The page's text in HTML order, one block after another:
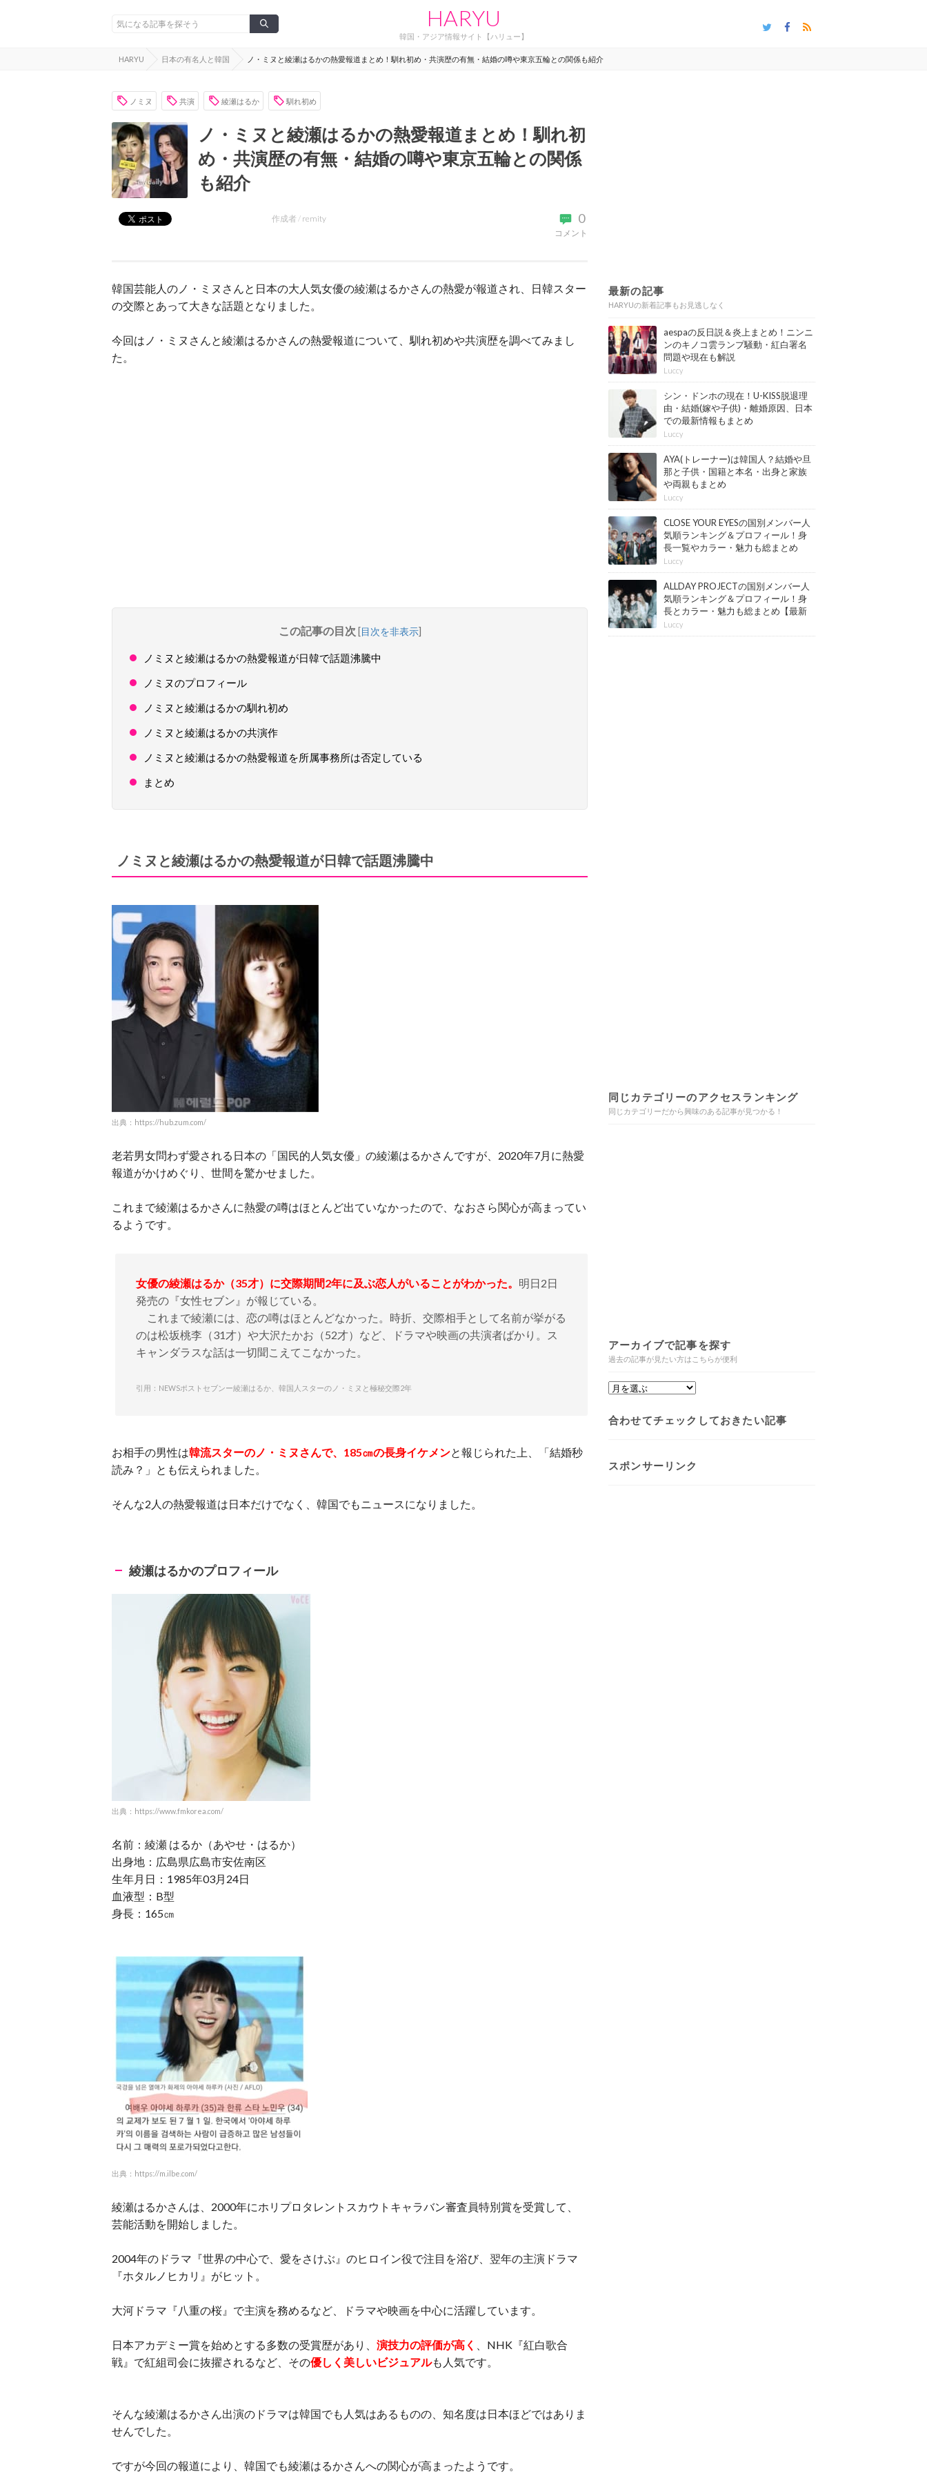
HARYU
韓国・アジア情報サイト【ハリュー】
HARYU 日本の有名人と韓国 ノ・ミヌと綾瀬はるかの熱愛報道まとめ！馴れ初め・共演歴の有無・結婚の噂や東京五輪との関係も紹介
ノミヌ 共演 綾瀬はるか 馴れ初め
ノ・ミヌと綾瀬はるかの熱愛報道まとめ！馴れ初
め・共演歴の有無・結婚の噂や東京五輪との関係
も紹介
0
コメント
作成者 / remity
韓国芸能人のノ・ミヌさんと日本の大人気女優の綾瀬はるかさんの熱愛が報道され、日韓スター
の交際とあって大きな話題となりました。
今回はノ・ミヌさんと綾瀬はるかさんの熱愛報道について、馴れ初めや共演歴を調べてみまし
た。
この記事の目次 [目次を非表示]
ノミヌと綾瀬はるかの熱愛報道が日韓で話題沸騰中
ノミヌのプロフィール
ノミヌと綾瀬はるかの馴れ初め
ノミヌと綾瀬はるかの共演作
ノミヌと綾瀬はるかの熱愛報道を所属事務所は否定している
まとめ
ノミヌと綾瀬はるかの熱愛報道が日韓で話題沸騰中
出典：https://hub.zum.com/
老若男女問わず愛される日本の「国民的人気女優」の綾瀬はるかさんですが、2020年7月に熱愛
報道がかけめぐり、世間を驚かせました。
これまで綾瀬はるかさんに熱愛の噂はほとんど出ていなかったので、なおさら関心が高まってい
るようです。
女優の綾瀬はるか（35才）に交際期間2年に及ぶ恋人がいることがわかった。 明日2日
発売の『女性セブン』が報じている。
これまで綾瀬には、恋の噂はほとんどなかった。時折、交際相手として名前が挙がる
のは松坂桃李（31才）や大沢たかお（52才）など、ドラマや映画の共演者ばかり。ス
キャンダラスな話は一切聞こえてこなかった。
引用：NEWSポストセブンー綾瀬はるか、韓国人スターのノ・ミヌと極秘交際2年
お相手の男性は韓流スターのノ・ミヌさんで、185㎝の長身イケメンと報じられた上、「結婚秒
読み？」とも伝えられました。
そんな2人の熱愛報道は日本だけでなく、韓国でもニュースになりました。
綾瀬はるかのプロフィール
出典：https://www.fmkorea.com/
名前：綾瀬 はるか（あやせ・はるか）
出身地：広島県広島市安佐南区
生年月日：1985年03月24日
血液型：B型
身長：165㎝
出典：https://m.ilbe.com/
綾瀬はるかさんは、2000年にホリプロタレントスカウトキャラバン審査員特別賞を受賞して、
芸能活動を開始しました。
2004年のドラマ『世界の中心で、愛をさけぶ』のヒロイン役で注目を浴び、翌年の主演ドラマ
『ホタルノヒカリ』がヒット。
大河ドラマ『八重の桜』で主演を務めるなど、ドラマや映画を中心に活躍しています。
日本アカデミー賞を始めとする多数の受賞歴があり、 演技力の評価が高く
、NHK『紅白歌合
戦』で紅組司会に抜擢されるなど、その優しく美しいビジュアルも人気です。
そんな綾瀬はるかさん出演のドラマは韓国でも人気はあるものの、知名度は日本ほどではありま
せんでした。
ですが今回の報道により、韓国でも綾瀬はるかさんへの関心が高まったようです。
最新の記事
HARYUの新着記事もお見逃しなく
aespaの反日説＆炎上まとめ！ニンニ
ンのキノコ雲ランプ騒動・紅白署名
問題や現在も解説
Luccy
シン・ドンホの現在！U-KISS脱退理
由・結婚(嫁や子供)・離婚原因、日本
での最新情報もまとめ
Luccy
AYA(トレーナー)は韓国人？結婚や旦
那と子供・国籍と本名・出身と家族
や両親もまとめ
Luccy
CLOSE YOUR EYESの国別メンバー人
気順ランキング＆プロフィール！身
長一覧やカラー・魅力も総まとめ
【最新版】
Luccy
ALLDAY PROJECTの国別メンバー人
気順ランキング＆プロフィール！身
長とカラー・魅力も総まとめ【最新
版】
Luccy
同じカテゴリーのアクセスランキング
同じカテゴリーだから興味のある記事が見つかる！
アーカイブで記事を探す
過去の記事が見たい方はこちらが便利
合わせてチェックしておきたい記事
スポンサーリンク